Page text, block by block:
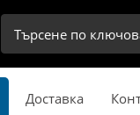
Доставка